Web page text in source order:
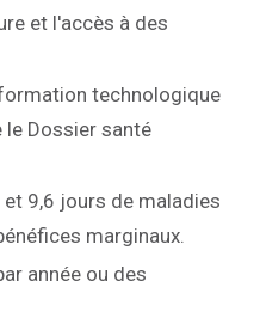
et l'accès à des
technologique
Dossier santé
9,6 jours de maladies
marginaux.
année ou des